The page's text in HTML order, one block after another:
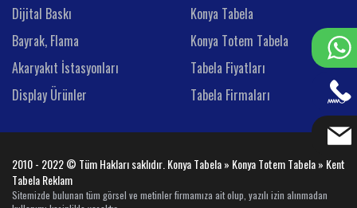
Dijital Baskı
Bayrak, Flama
Akaryakıt İstasyonları
Display Ürünler
Konya Tabela
Konya Totem Tabela
Tabela Fiyatları
Tabela Firmaları
2010 - 2022 © Tüm Hakları saklıdır. Konya Tabela » Konya Totem Tabela » Kent
Tabela Reklam
Sitemizde bulunan tüm görsel ve metinler firmamıza ait olup, yazılı izin alınmadan